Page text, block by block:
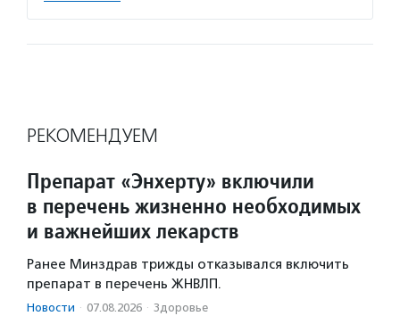
РЕКОМЕНДУЕМ
Препарат «Энхерту» включили
в перечень жизненно необходимых
и важнейших лекарств
Ранее Минздрав трижды отказывался включить
препарат в перечень ЖНВЛП.
Новости · 07.08.2026 · Здоровье